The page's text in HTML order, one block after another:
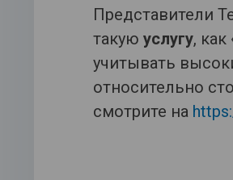
Представители
такую услугу, как
учитывать
относительно
смотрите на